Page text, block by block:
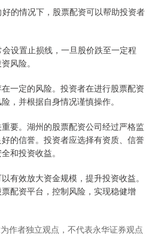
的情况下，股票配资可以帮助投资者
设置止损线，一旦股价跌至一定程
风险。
一定的风险。投资者在进行股票配资
，并根据自身情况谨慎操作。
要。湖州的股票配资公司经过严格监
的信誉。投资者应选择有资质、信誉
和投资收益。
有效放大资金规模，提升投资收益。
配资平台，控制风险，实现稳健增
作者独立观点，不代表永华证券观点